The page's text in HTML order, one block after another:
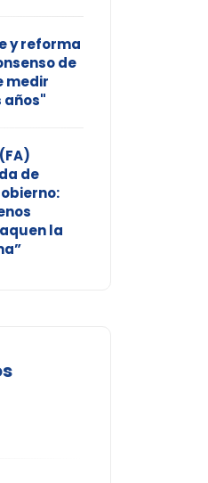
y reforma
de
medir
años"
de
la